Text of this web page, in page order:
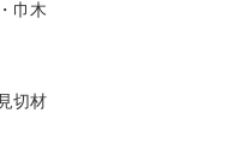
巾木
切材